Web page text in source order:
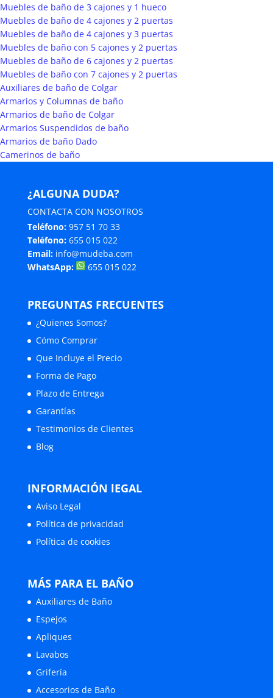
Muebles de baño de 3 cajones y 1 hueco
Muebles de baño de 4 cajones y 2 puertas
Muebles de baño de 4 cajones y 3 puertas
Muebles de baño con 5 cajones y 2 puertas
Muebles de baño de 6 cajones y 2 puertas
Muebles de baño con 7 cajones y 2 puertas
Auxiliares de baño de Colgar
Armarios y Columnas de baño
Armarios de baño de Colgar
Armarios Suspendidos de baño
Armarios de baño Dado
Camerinos de baño
¿ALGUNA DUDA?
CONTACTA CON NOSOTROS
Teléfono: 957 51 70 33
Teléfono: 655 015 022
Email: info@mudeba.com
WhatsApp:
655 015 022
PREGUNTAS FRECUENTES
¿Quienes Somos?
Cómo Comprar
Que Incluye el Precio
Forma de Pago
Plazo de Entrega
Garantías
Testimonios de Clientes
Blog
INFORMACIÓN lEGAL
Aviso Legal
Política de privacidad
Política de cookies
MÁS PARA EL BAÑO
Auxiliares de Baño
Espejos
Apliques
Lavabos
Grifería
Accesorios de Baño